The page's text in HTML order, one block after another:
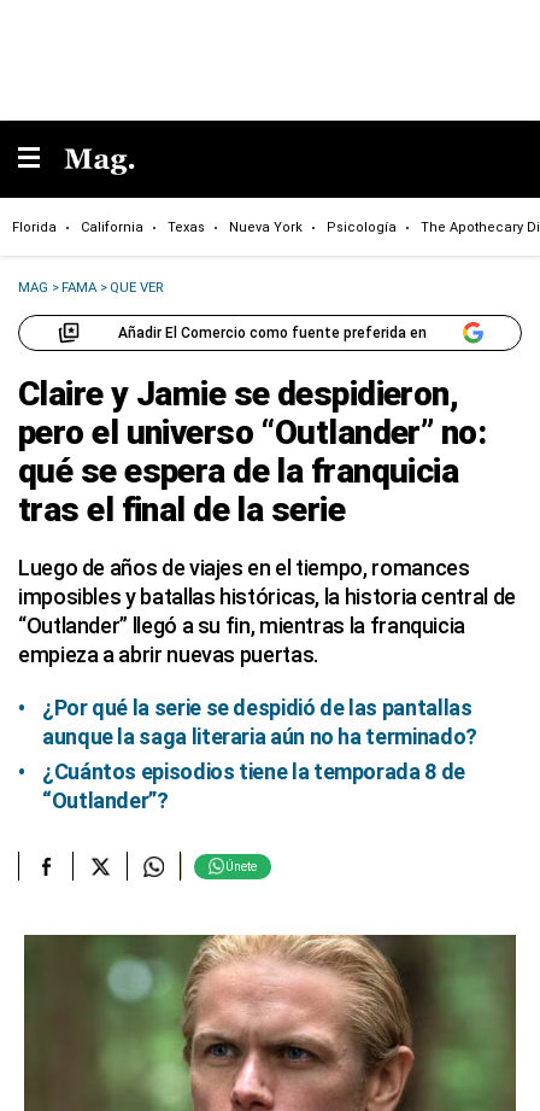
Florida California Texas Nueva York Psicología The Apothecary
MAG >FAMA > QUE VER
Añadir El Comercio como fuente preferida en
Claire y Jamie se despidieron,
pero el universo “Outlander” no:
qué se espera de la franquicia
tras el final de la serie
Luego de años de viajes en el tiempo, romances
imposibles y batallas históricas, la historia central de
“Outlander” llegó a su fin, mientras la franquicia
empieza a abrir nuevas puertas.
¿Por qué la serie se despidió de las pantallas
aunque la saga literaria aún no ha terminado?
¿Cuántos episodios tiene la temporada 8 de
“Outlander”?
Únete